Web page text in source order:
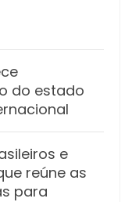
do estado
e
reúne as
para